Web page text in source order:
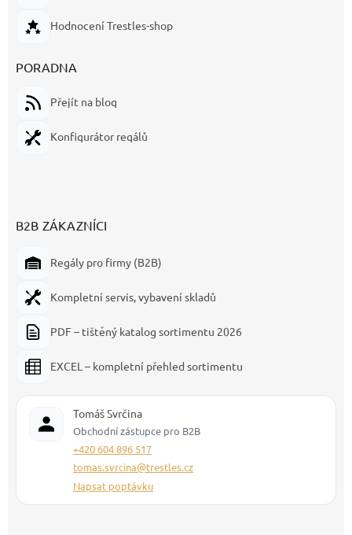
Hodnocení Trestles-shop
PORADNA
Přejít na blog
Konfigurátor regálů
B2B ZÁKAZNÍCI
Regály pro firmy (B2B)
Kompletní servis, vybavení skladů
PDF – tištěný katalog sortimentu 2026
EXCEL – kompletní přehled sortimentu
Tomáš Svrčina
Obchodní zástupce pro B2B
+420 604 896 517
tomas.svrcina@trestles.cz
Napsat poptávku